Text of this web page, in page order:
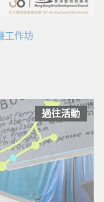
工作坊
過往活動